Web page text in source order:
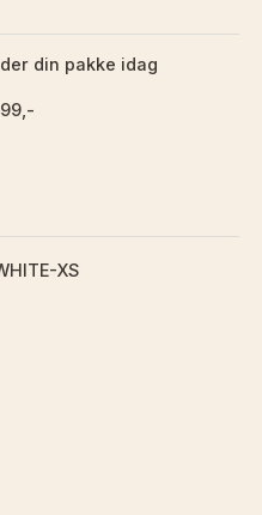
din pakke idag
XS